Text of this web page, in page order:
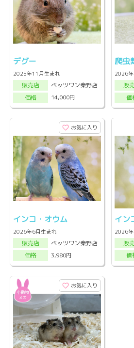
デグー
2025年11月生まれ
販売店
ペッツワン秦野店
価格
14,000円
爬虫
2026
販
価
お気に入り
インコ・オウム
2026年6月生まれ
販売店
ペッツワン秦野店
価格
3,980円
イン
2026
販
価
お気に入り